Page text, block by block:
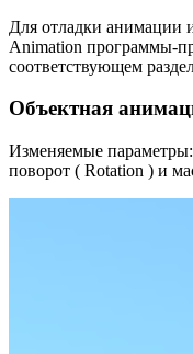
Для отладки анимации
Animation программы-
соответствующем
Объектная
Изменяемые
поворот ( Rotation ) и